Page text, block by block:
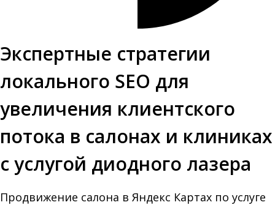
Экспертные стратегии
локального SEO для
увеличения клиентского
потока в салонах и клиниках
с услугой диодного лазера
Продвижение салона в Яндекс Картах по услуге